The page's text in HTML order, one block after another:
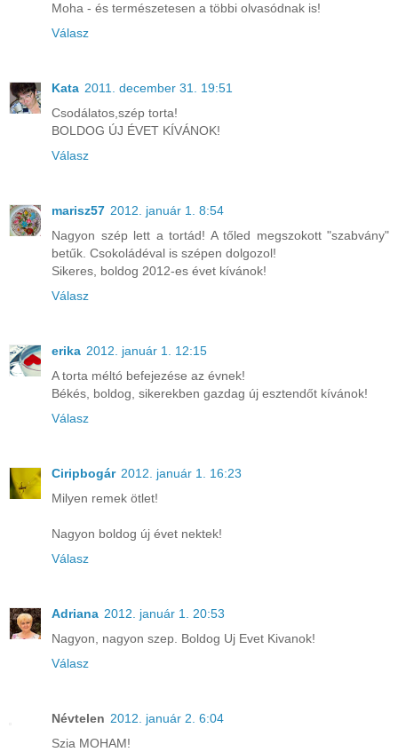
Moha - és természetesen a többi olvasódnak is!
Válasz
Kata 2011. december 31. 19:51
Csodálatos,szép torta!
BOLDOG ÚJ ÉVET KÍVÁNOK!
Válasz
marisz57 2012. január 1. 8:54
Nagyon szép lett a tortád! A tőled megszokott "szabvány"
betűk. Csokoládéval is szépen dolgozol!
Sikeres, boldog 2012-es évet kívánok!
Válasz
erika 2012. január 1. 12:15
A torta méltó befejezése az évnek!
Békés, boldog, sikerekben gazdag új esztendőt kívánok!
Válasz
Ciripbogár 2012. január 1. 16:23
Milyen remek ötlet!
Nagyon boldog új évet nektek!
Válasz
Adriana 2012. január 1. 20:53
Nagyon, nagyon szep. Boldog Uj Evet Kivanok!
Válasz
Névtelen 2012. január 2. 6:04
Szia MOHAM!